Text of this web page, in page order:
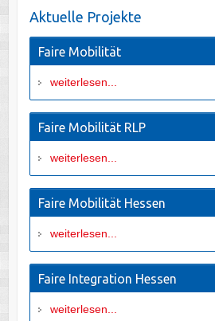
Aktuelle Projekte
Faire Mobilität
weiterlesen...
Faire Mobilität RLP
weiterlesen...
Faire Mobilität Hessen
weiterlesen...
Faire Integration Hessen
weiterlesen...